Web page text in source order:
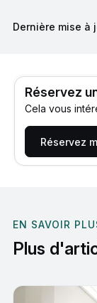
Dernière mise à
Réservez
Cela vous
Réservez
EN SAVOIR
Plus